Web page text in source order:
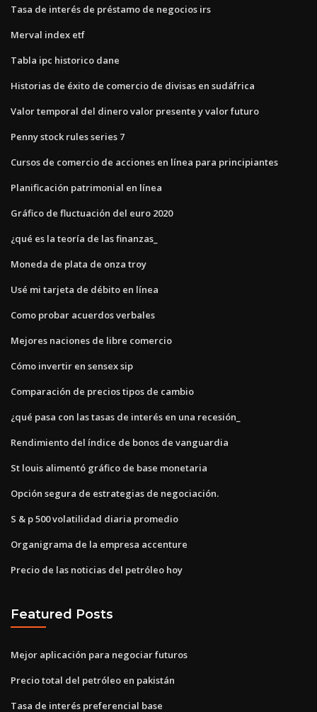
Tasa de interés de préstamo de negocios irs
Merval index etf
Tabla ipc historico dane
Historias de éxito de comercio de divisas en sudáfrica
Valor temporal del dinero valor presente y valor futuro
Penny stock rules series 7
Cursos de comercio de acciones en línea para principiantes
Planificación patrimonial en línea
Gráfico de fluctuación del euro 2020
¿qué es la teoría de las finanzas_
Moneda de plata de onza troy
Usé mi tarjeta de débito en línea
Como probar acuerdos verbales
Mejores naciones de libre comercio
Cómo invertir en sensex sip
Comparación de precios tipos de cambio
¿qué pasa con las tasas de interés en una recesión_
Rendimiento del índice de bonos de vanguardia
St louis alimentó gráfico de base monetaria
Opción segura de estrategias de negociación.
S & p 500 volatilidad diaria promedio
Organigrama de la empresa accenture
Precio de las noticias del petróleo hoy
Featured Posts
Mejor aplicación para negociar futuros
Precio total del petróleo en pakistán
Tasa de interés preferencial base